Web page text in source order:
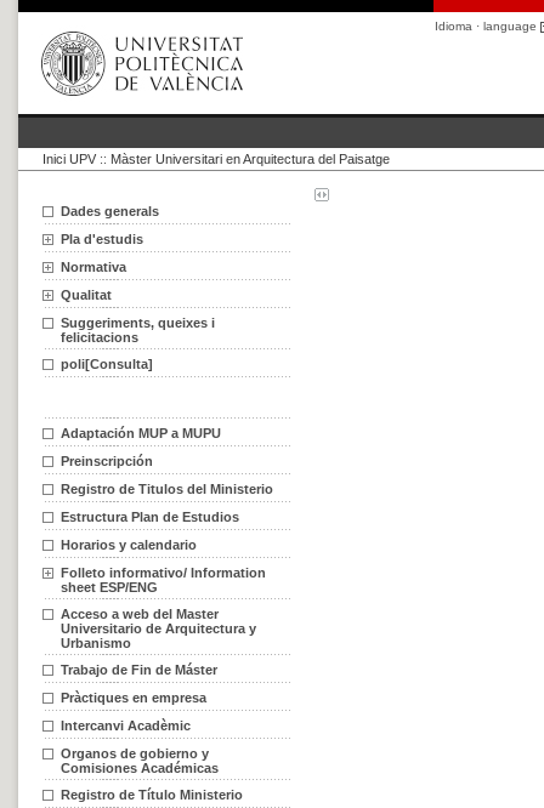
Idioma · language
Inici UPV :: Màster Universitari en Arquitectura del Paisatge
Dades generals
Pla d'estudis
Normativa
Qualitat
Suggeriments, queixes i
felicitacions
poli[Consulta]
Adaptación MUP a MUPU
Preinscripción
Registro de Titulos del Ministerio
Estructura Plan de Estudios
Horarios y calendario
Folleto informativo/ Information
sheet ESP/ENG
Acceso a web del Master
Universitario de Arquitectura y
Urbanismo
Trabajo de Fin de Máster
Pràctiques en empresa
Intercanvi Acadèmic
Organos de gobierno y
Comisiones Académicas
Registro de Título Ministerio